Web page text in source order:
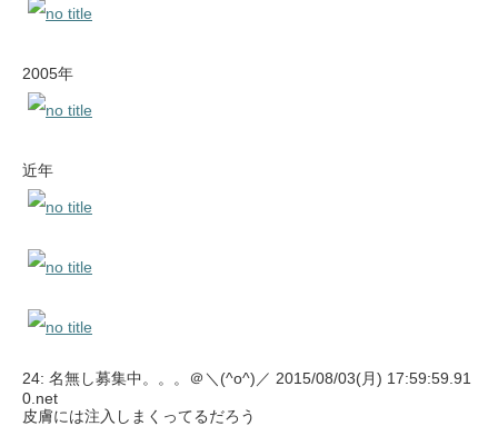
2005年
近年
24: 名無し募集中。。。＠＼(^o^)／ 2015/08/03(月) 17:59:59.91
0.net
皮膚には注入しまくってるだろう